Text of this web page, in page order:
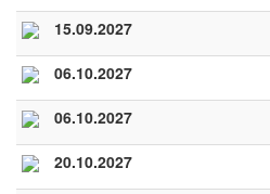
15.09.2027
06.10.2027
06.10.2027
20.10.2027